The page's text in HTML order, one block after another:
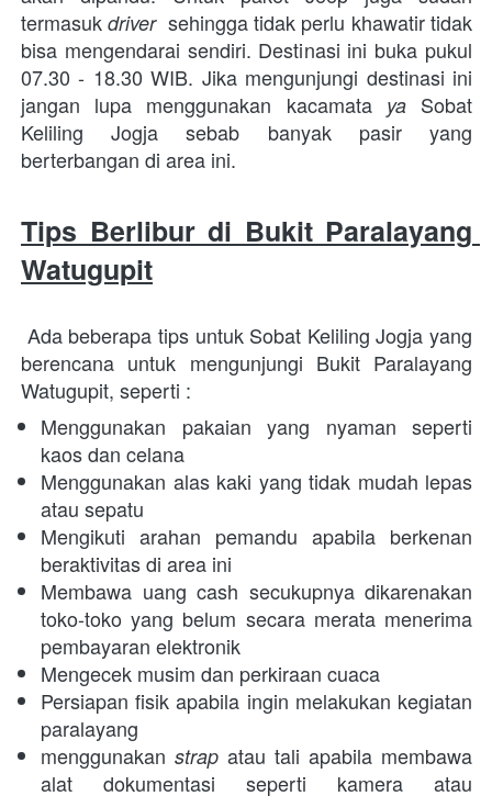
termasuk driver sehingga tidak perlu khawatir tidak
bisa mengendarai sendiri. Destinasi ini buka pukul
07.30 - 18.30 WIB. Jika mengunjungi destinasi ini
jangan lupa menggunakan kacamata ya Sobat
Keliling Jogja sebab banyak pasir yang
berterbangan di area ini.
Tips Berlibur di Bukit Paralayang
Watugupit
Ada beberapa tips untuk Sobat Keliling Jogja yang
berencana untuk mengunjungi Bukit Paralayang
Watugupit, seperti :
Menggunakan pakaian yang nyaman seperti
kaos dan celana
Menggunakan alas kaki yang tidak mudah lepas
atau sepatu
Mengikuti arahan pemandu apabila berkenan
beraktivitas di area ini
Membawa uang cash secukupnya dikarenakan
toko-toko yang belum secara merata menerima
pembayaran elektronik
Mengecek musim dan perkiraan cuaca
Persiapan fisik apabila ingin melakukan kegiatan
paralayang
menggunakan strap atau tali apabila membawa